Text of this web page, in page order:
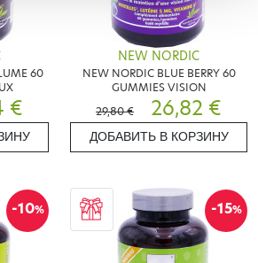
60
€
NEW NORDIC
NEW NORDIC BLUE BERRY 60
GUMMIES VISION
29,80 €
26,82 €
ДОБАВИТЬ В КОРЗИНУ
-10% -15%